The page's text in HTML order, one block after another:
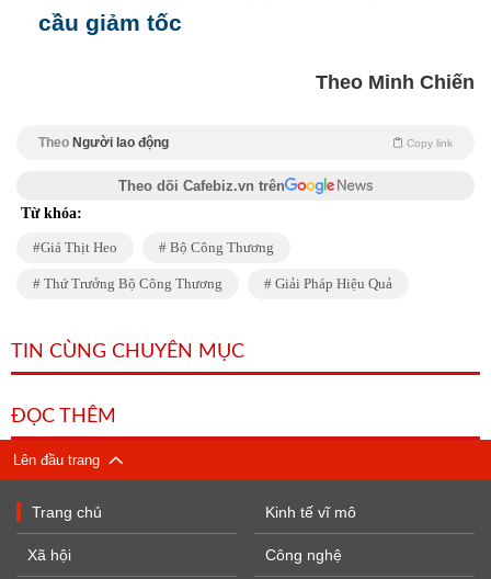
cầu giảm tốc
Theo Minh Chiến
Theo Người lao động Copy link
Theo dõi Cafebiz.vn trên
Từ khóa:
Giá Thịt Heo Bộ Công Thương
Thứ Trưởng Bộ Công Thương Giải Pháp Hiệu Quả
TIN CÙNG CHUYÊN MỤC
ĐỌC THÊM
Lên đầu trang
Trang chủ
Xã hội
Kinh tế vĩ mô
Công nghệ